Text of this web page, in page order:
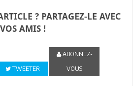
? PARTAGEZ-LE AVEC
VOS AMIS !
TWEETER
ABONNEZ-
VOUS